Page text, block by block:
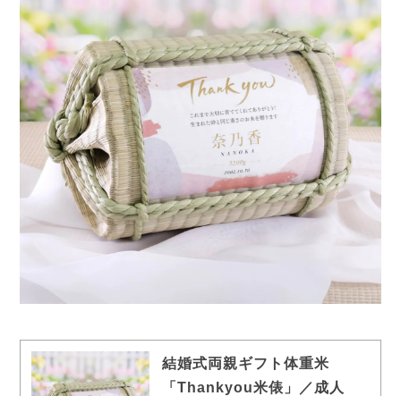
結婚式両親ギフト体重米
「Thankyou米俵」／成人